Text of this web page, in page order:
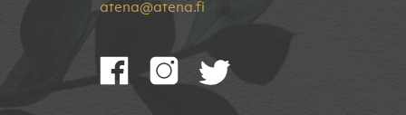
atena@atena.fi